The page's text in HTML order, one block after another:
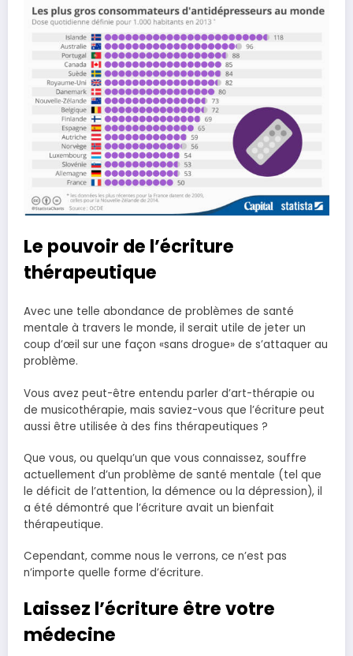
Le pouvoir de l’écriture
thérapeutique
Avec une telle abondance de problèmes de santé
mentale à travers le monde, il serait utile de jeter un
coup d’œil sur une façon «sans drogue» de s’attaquer au
problème.
Vous avez peut-être entendu parler d’art-thérapie ou
de musicothérapie, mais saviez-vous que l’écriture peut
aussi être utilisée à des fins thérapeutiques ?
Que vous, ou quelqu’un que vous connaissez, souffre
actuellement d’un problème de santé mentale (tel que
le déficit de l’attention, la démence ou la dépression), il
a été démontré que l’écriture avait un bienfait
thérapeutique.
Cependant, comme nous le verrons, ce n’est pas
n’importe quelle forme d’écriture.
Laissez l’écriture être votre
médecine